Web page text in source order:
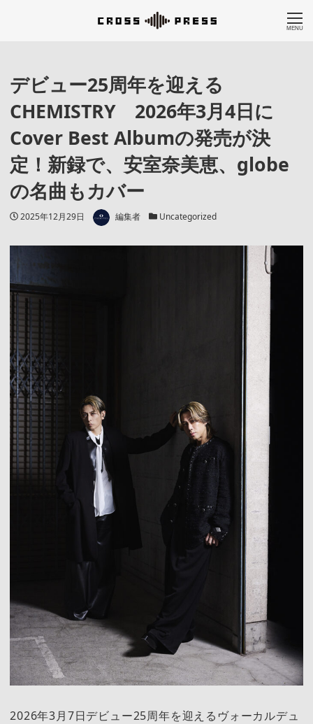
MENU
デビュー25周年を迎える
CHEMISTRY 2026年3月4日に
Cover Best Albumの発売が決
定！新録で、安室奈美恵、globe
の名曲もカバー
投稿日
2025年12月29日 著者 編集者 カテゴリー
Uncategorized
2026年3月7日デビュー25周年を迎えるヴォーカルデュ